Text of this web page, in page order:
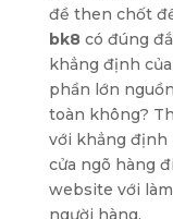
đề then chốt
bk8có đúng
khẳng định
phần lớn
toàn không?
với khẳng định
cửa ngõ hàng
website với
người hàng.